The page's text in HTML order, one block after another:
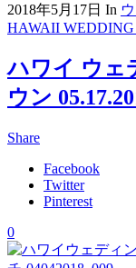
2018年5月17日 In
HAWAII
ハワイ ウェ
ウン
Share
Facebook
Twitter
Pinterest
0